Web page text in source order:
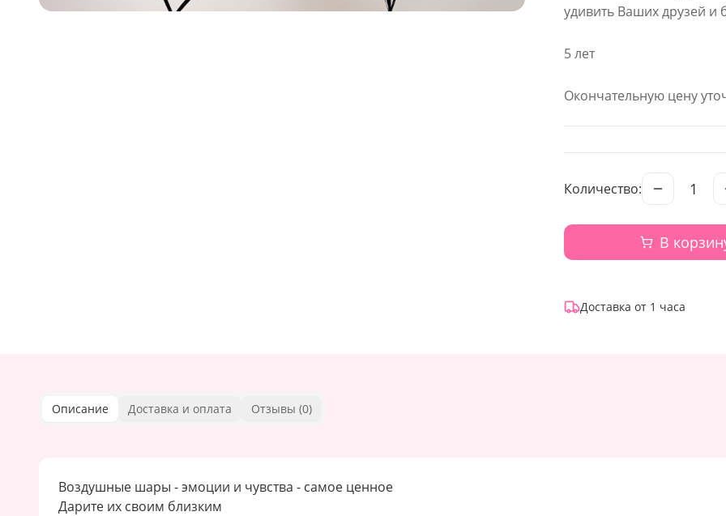
удивить Ваших друзей и
5 лет
Окончательную цену
Количество: 1
В
Доставка от 1 часа
Описание Доставка и оплата Отзывы (0)
Воздушные шары - эмоции и чувства - самое ценное
Дарите их своим близким